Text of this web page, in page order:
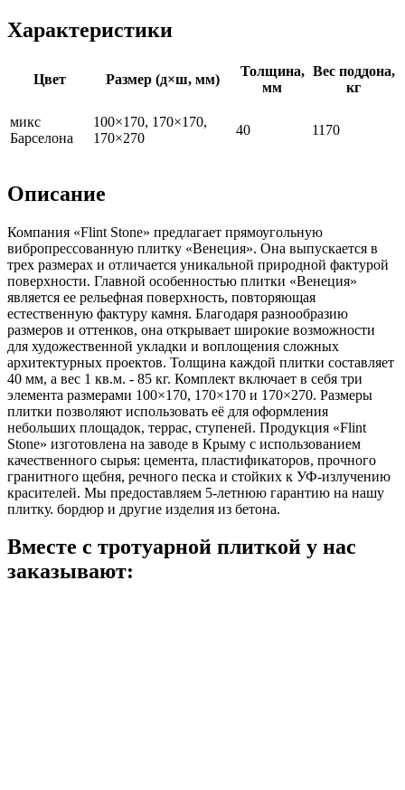
Барселона
Характеристики
Цвет Размер (д×ш, мм)
Толщина,
мм
Вес поддона,
кг
микс
Барселона
100×170, 170×170,
170×270
40 1170
Описание
Компания «Flint Stone» предлагает прямоугольную
вибропрессованную плитку «Венеция». Она выпускается в
трех размерах и отличается уникальной природной фактурой
поверхности. Главной особенностью плитки «Венеция»
является ее рельефная поверхность, повторяющая
естественную фактуру камня. Благодаря разнообразию
размеров и оттенков, она открывает широкие возможности
для художественной укладки и воплощения сложных
архитектурных проектов. Толщина каждой плитки составляет
40 мм, а вес 1 кв.м. - 85 кг. Комплект включает в себя три
элемента размерами 100×170, 170×170 и 170×270. Размеры
плитки позволяют использовать её для оформления
небольших площадок, террас, ступеней. Продукция «Flint
Stone» изготовлена на заводе в Крыму с использованием
качественного сырья: цемента, пластификаторов, прочного
гранитного щебня, речного песка и стойких к УФ-излучению
красителей. Мы предоставляем 5-летнюю гарантию на нашу
плитку. бордюр и другие изделия из бетона.
Вместе с тротуарной плиткой у нас
заказывают: